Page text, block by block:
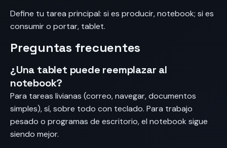
Define tu tarea principal: si es producir, notebook; si es
consumir o portar, tablet.
Preguntas frecuentes
¿Una tablet puede reemplazar al
notebook?
Para tareas livianas (correo, navegar, documentos
simples), sí, sobre todo con teclado. Para trabajo
pesado o programas de escritorio, el notebook sigue
siendo mejor.